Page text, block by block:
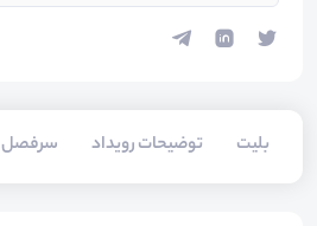
بلیت‌ توضیحات رویداد سرفصل